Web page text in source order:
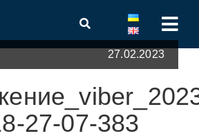
27.02.2023
27-07-383